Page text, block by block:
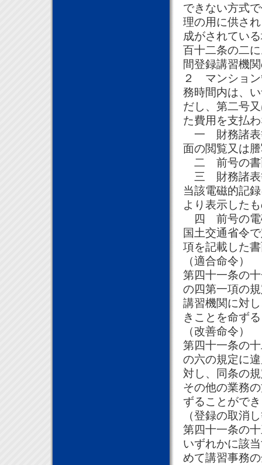
できない方式
理の用に供さ
成がされてい
百十二条の二
間登録講習機
２ マンション
務時間内は、
だし、第二号
た費用を支払
一 財務諸表
面の閲覧又は
二 前号の書
三 財務諸表
当該電磁的記
より表示した
四 前号の電
国土交通省令
項を記載した
（適合命令）
第四十一条の
の四第一項の
講習機関に対
きことを命ず
（改善命令）
第四十一条の
の六の規定に
対し、同条の
その他の業務
ずることがで
（登録の取消
第四十一条の
いずれかに該
めて講習事務